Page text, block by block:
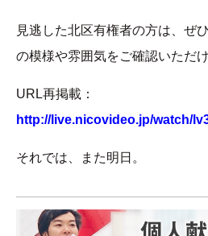
見逃した北区有権者の方は、ぜ
の模様や雰囲気をご確認いただ
URL再掲載：
http://live.nicovideo.jp/watch/
それでは、また明日。